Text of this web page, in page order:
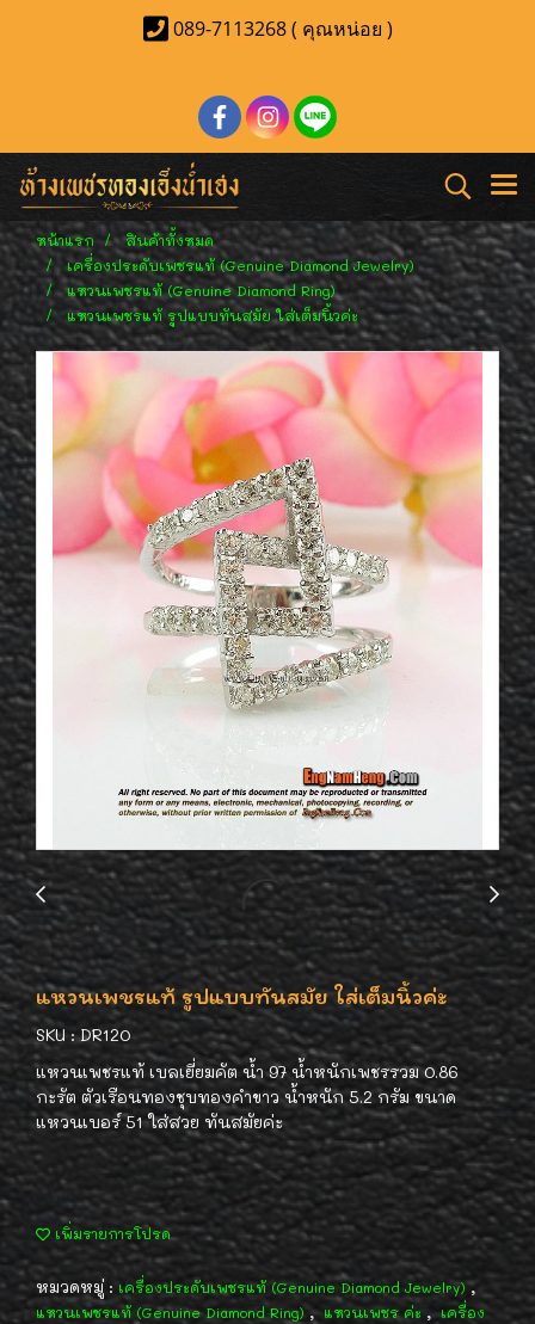
089-7113268 ( คุณหน่อย )
หน้าแรก
สินค้าทั้งหมด
เครื่องประดับเพชรแท้ (Genuine Diamond Jewelry)
แหวนเพชรแท้ (Genuine Diamond Ring)
แหวนเพชรแท้ รูปแบบทันสมัย ใส่เต็มนิ้วค่ะ
แหวนเพชรแท้ รูปแบบทันสมัย ใส่เต็มนิ้วค่ะ
SKU : DR120
แหวนเพชรแท้ เบลเยี่ยมคัต น้ำ 97 น้ำหนักเพชรรวม 0.86
กะรัต ตัวเรือนทองชุบทองคำขาว น้ำหนัก 5.2 กรัม ขนาด
แหวนเบอร์ 51 ใส่สวย ทันสมัยค่ะ
เพิ่มรายการโปรด
หมวดหมู่ : เครื่องประดับเพชรแท้ (Genuine Diamond Jewelry),
แหวนเพชรแท้ (Genuine Diamond Ring) , แหวนเพชร ค่ะ , เครื่อง